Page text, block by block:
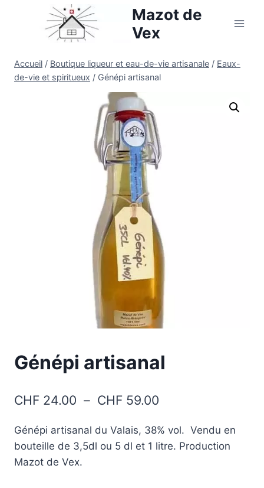
Mazot de
Vex
Accueil / Boutique liqueur et eau-de-vie artisanale / Eaux-
de-vie et spiritueux / Génépi artisanal
Génépi artisanal
CHF 24.00 – CHF 59.00
prix :
Génépi artisanal du Valais, 38% vol. Vendu en
bouteille de 3,5dl ou 5 dl et 1 litre. Production
Mazot de Vex.